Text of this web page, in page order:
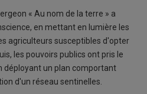
« Au nom de la terre » a
en mettant en lumière les
agriculteurs susceptibles d'opter
les pouvoirs publics ont pris le
déployant un plan comportant
d'un réseau sentinelles.